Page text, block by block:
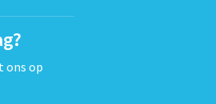
ons op